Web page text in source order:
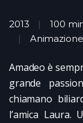
2013 100
Animazione
Amadeo è
grande
chiamano
l’amica